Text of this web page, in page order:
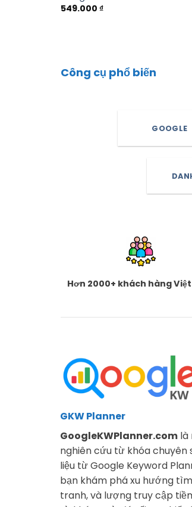
549.000 ₫
Công cụ phổ biến
GOOGLE
Hơn 2000+ khách hàng
GKW Planner
GoogleKWPlanner.comlà
nghiên cứu từ khóa chuyên
liệu từ Google Keyword
bạn khám phá xu hướng
tranh, và lượng truy cập